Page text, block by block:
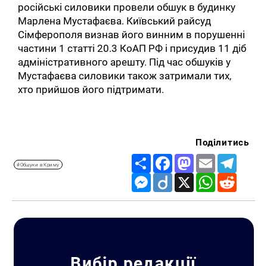
російські силовики провели обшук в будинку
Марлена Мустафаєва. Київський райсуд
Сімферополя визнав його винним в порушенні
частини 1 статті 20.3 КоАП РФ і присудив 11 діб
адміністративного арешту. Під час обшуків у
Мустафаєва силовики також затримали тих,
хто прийшов його підтримати.
#Обшуки в Криму
Поділитись
Share FacebookMastodon
Email
Messenger
Diigo X WhatsApp